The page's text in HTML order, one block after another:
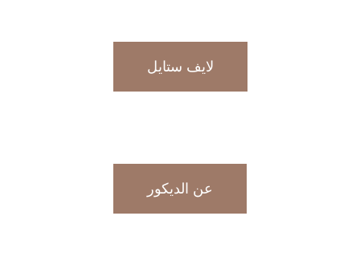
لايف ستايل
عن الديكور